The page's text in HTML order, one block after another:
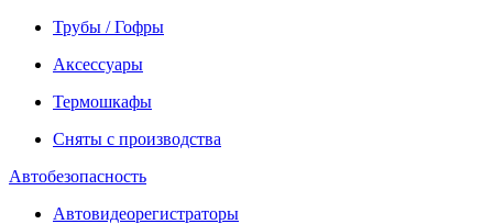
Трубы / Гофры
Аксессуары
Термошкафы
Сняты с производства
Автобезопасность
Автовидеорегистраторы